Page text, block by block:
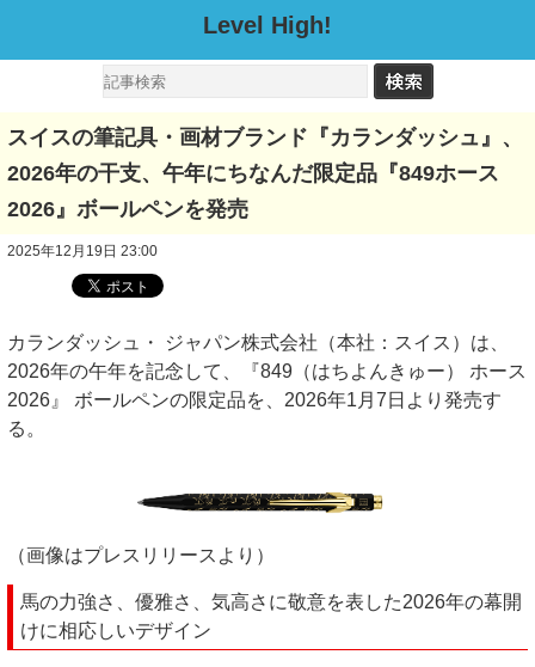
Level High!
スイスの筆記具・画材ブランド『カランダッシュ』、
2026年の干支、午年にちなんだ限定品『849ホース
2026』ボールペンを発売
2025年12月19日 23:00
カランダッシュ・ ジャパン株式会社（本社：スイス）は、
2026年の午年を記念して、『849（はちよんきゅー） ホース
2026』 ボールペンの限定品を、2026年1月7日より発売す
る。
（画像はプレスリリースより）
馬の力強さ、優雅さ、気高さに敬意を表した2026年の幕開
けに相応しいデザイン